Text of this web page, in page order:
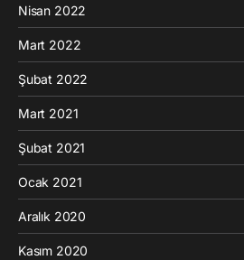
Nisan 2022
Mart 2022
Şubat 2022
Mart 2021
Şubat 2021
Ocak 2021
Aralık 2020
Kasım 2020